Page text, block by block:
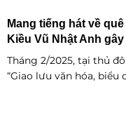
Mang tiếng hát về
Kiều Vũ Nhật Anh
Tháng 2/2025, tại thủ
“Giao lưu văn hóa, biểu